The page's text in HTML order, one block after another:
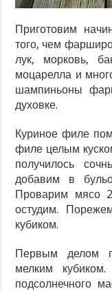
Приготовим
того, чем
лук, морковь,
моцарелла и
шампиньоны
духовке.
Куриное филе
филе целым
получилось
добавим в
Проварим мясо
остудим.
кубиком.
Первым делом
мелким
подсолнечного